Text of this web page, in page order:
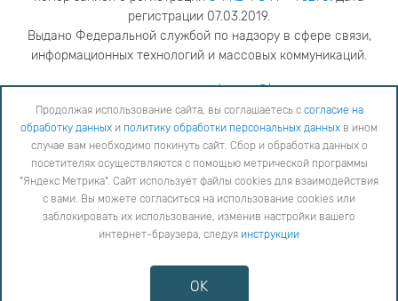
регистрации 07.03.2019.
Выдано Федеральной службой по надзору в сфере связи,
информационных технологий и массовых коммуникаций.
адрес редакцииya.stogova@ksc.ru
телефон редакции81555-79-516
Продолжая использование сайта, вы соглашаетесь с согласие на обработку данных
обработки персональных данных
в ином случае вам необходимо покинуть сайт. Сбор и обработка
данных о посетителях осуществляются с помощью метрической программы "Яндекс Метрика".
Сайт использует файлы cookies для взаимодействия с вами. Вы можете согласиться на
использование cookies или заблокировать их использование, изменив настройки вашего интернет-
Противодействие коррупции
Продолжая использование сайта, вы соглашаетесь с согласие на
обработку данных и политику обработки персональных данных в ином
случае вам необходимо покинуть сайт. Сбор и обработка данных о
посетителях осуществляются с помощью метрической программы
"Яндекс Метрика". Сайт использует файлы cookies для взаимодействия
с вами. Вы можете согласиться на использование cookies или
заблокировать их использование, изменив настройки вашего
интернет-браузера, следуя инструкции
OK